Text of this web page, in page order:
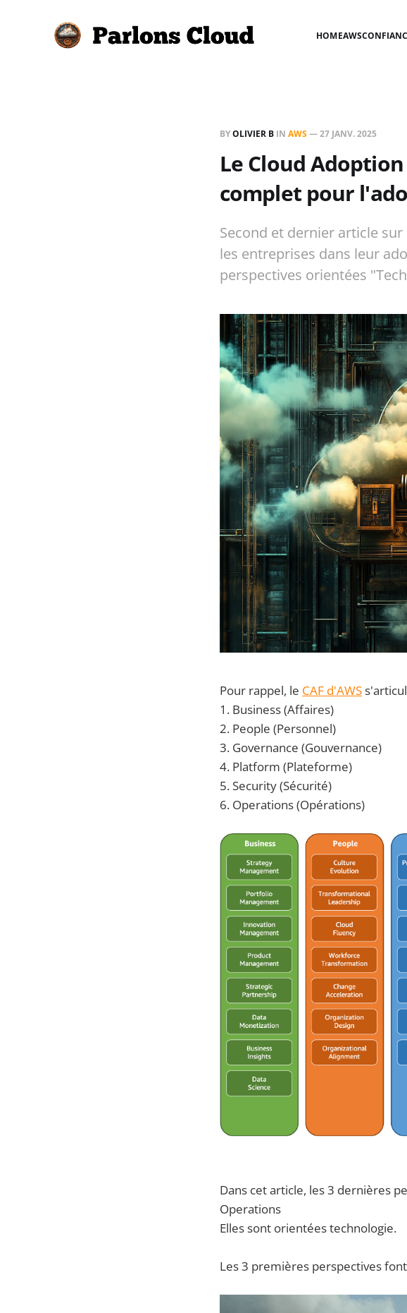
HOMEAWS
BYOLIVIER B IN AWS—27 JANV. 2025
Le Cloud
complet pour
Second et dernier article
les entreprises dans leur
perspectives orientées
Pour rappel, le CAF d'AWS
1. Business (Affaires)
2. People (Personnel)
3. Governance (Gouvernance)
4. Platform (Plateforme)
5. Security (Sécurité)
6. Operations (Opérations)
Dans cet article, les 3 dernières
Operations
Elles sont orientées technologie.
Les 3 premières perspectives